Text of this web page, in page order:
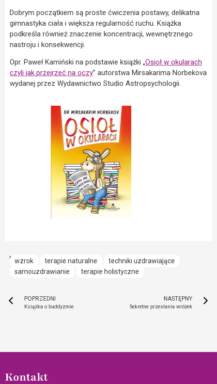
Dobrym początkiem są proste ćwiczenia postawy, delikatna
gimnastyka ciała i większa regularność ruchu. Książka
podkreśla również znaczenie koncentracji, wewnętrznego
nastroju i konsekwencji.
Opr. Paweł Kamiński na podstawie książki „Osioł w okularach
czyli jak przejrzeć na oczy” autorstwa Mirsakarima Norbekova
wydanej przez Wydawnictwo Studio Astropsychologii.
wzrok terapie naturalne
techniki uzdrawiające
samouzdrawianie
terapie holistyczne
POPRZEDNI
Książka o buddyzmie
NASTĘPNY
Sekretne przesłania wróżek
Kontakt